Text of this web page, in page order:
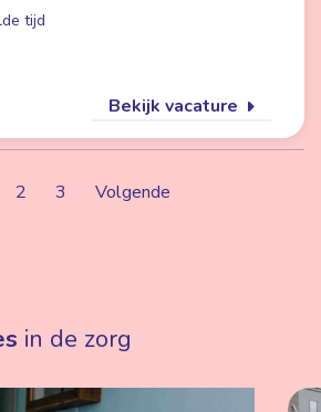
tijd
Bekijk vacature
2 3 Volgende
in de zorg